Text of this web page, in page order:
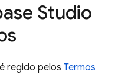
Studio
é regido pelos Termos